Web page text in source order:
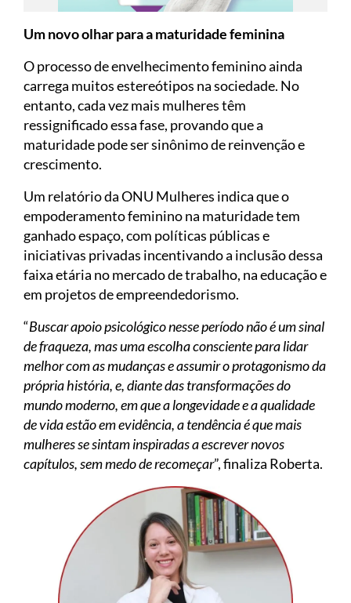
Um novo olhar para a maturidade feminina
O processo de envelhecimento feminino ainda
carrega muitos estereótipos na sociedade. No
entanto, cada vez mais mulheres têm
ressignificado essa fase, provando que a
maturidade pode ser sinônimo de reinvenção e
crescimento.
Um relatório da ONU Mulheres indica que o
empoderamento feminino na maturidade tem
ganhado espaço, com políticas públicas e
iniciativas privadas incentivando a inclusão dessa
faixa etária no mercado de trabalho, na educação e
em projetos de empreendedorismo.
“Buscar apoio psicológico nesse período não é um sinal
de fraqueza, mas uma escolha consciente para lidar
melhor com as mudanças e assumir o protagonismo da
própria história, e, diante das transformações do
mundo moderno, em que a longevidade e a qualidade
de vida estão em evidência, a tendência é que mais
mulheres se sintam inspiradas a escrever novos
capítulos, sem medo de recomeçar”, finaliza Roberta.